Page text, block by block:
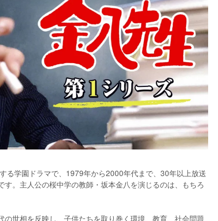
る学園ドラマで、1979年から2000年代まで、30年以上放送
。主人公の桜中学の教師・坂本金八を演じるのは、もちろ
世相を反映し、子供たちを取り巻く環境、教育、社会問題